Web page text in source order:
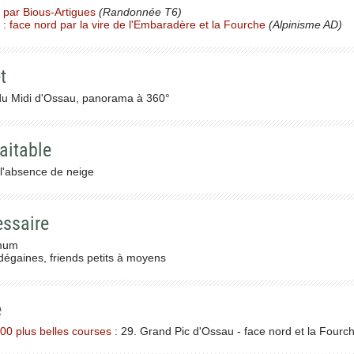
Bious-Artigues (Randonnée T6)
face nord par la vire de l'Embaradère et la Fourche (Alpinisme AD)
Midi d'Ossau, panorama à 360°
de neige
friends petits à moyens
plus belles courses : 29. Grand Pic d'Ossau - face nord et la